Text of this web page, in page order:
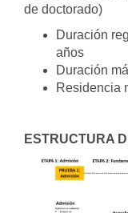
de doctorado)
Duración
años
Duración
Residencia
ESTRUCTURA